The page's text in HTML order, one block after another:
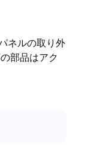
ネルの取り外
部品はアク